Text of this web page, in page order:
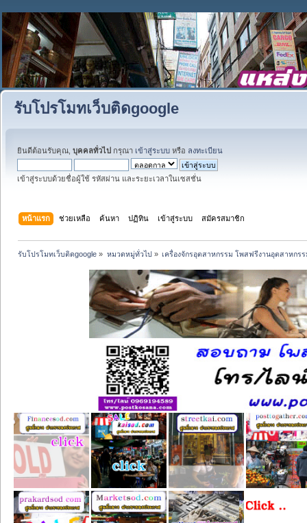
รับโปรโมทเว็บติดgoogle
ยินดีต้อนรับคุณ, บุคคลทั่วไป กรุณา เข้าสู่ระบบ หรือ ลงทะเบียน
เข้าสู่ระบบด้วยชื่อผู้ใช้ รหัสผ่าน และระยะเวลาในเซสชั่น
หน้าแรก ช่วยเหลือ ค้นหา ปฏิทิน เข้าสู่ระบบ สมัครสมาชิก
รับโปรโมทเว็บติดgoogle » หมวดหมู่ทั่วไป» เครื่องจักรอุตสาหกรรม โพสฟรีงานอุตสาหกร